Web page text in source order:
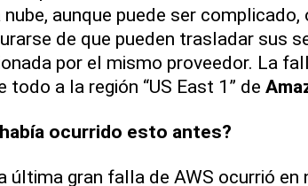
nube, aunque puede ser complicado,
de que pueden trasladar sus
por el mismo proveedor. La
todo a la región “US East 1” de
ocurrido esto antes?
última gran falla de AWS ocurrió en